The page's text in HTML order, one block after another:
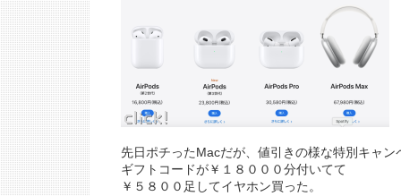
先日ポチったMacだが、値引きの様な特別キャン
ギフトコードが￥１８０００分付いてて
￥５８００足してイヤホン買った。